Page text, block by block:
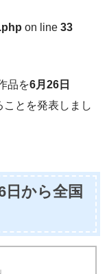
on line 33
品を6月26日
とを発表しまし
から全国